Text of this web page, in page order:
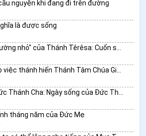
nguyện khi đang đi trên đường
là được sống
tháng năm của Đức Mẹ